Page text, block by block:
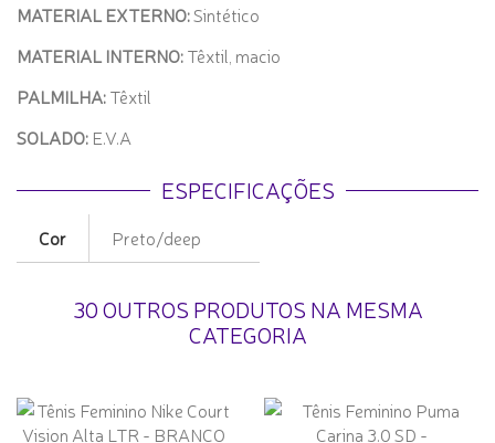
MATERIAL EXTERNO:Sintético
MATERIAL INTERNO:Têxtil, macio
PALMILHA:Têxtil
SOLADO: E.V.A
ESPECIFICAÇÕES
Cor Preto/deep
30 OUTROS PRODUTOS NA MESMA
CATEGORIA